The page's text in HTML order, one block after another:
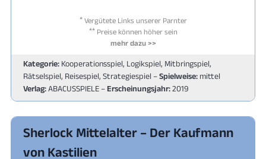
*Vergütete Links unserer Parnter
**Preise können höher sein
mehr dazu >>
Kategorie: Kooperationsspiel, Logikspiel, Mitbringspiel,
Rätselspiel, Reisespiel, Strategiespiel –Spielweise: mittel
Verlag:ABACUSSPIELE – Erscheinungsjahr:2019
Sherlock Mittelalter – Der Kaufmann
von Kastilien